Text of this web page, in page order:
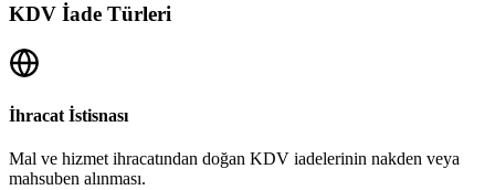
KDV İade Türleri
İhracat İstisnası
Mal ve hizmet ihracatından doğan KDV iadelerinin nakden veya
mahsuben alınması.